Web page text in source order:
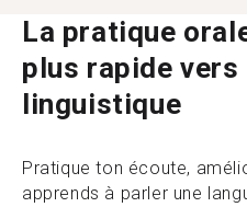
La pratique
plus rapide vers
linguistique
Pratique ton écoute,
apprends à parler une